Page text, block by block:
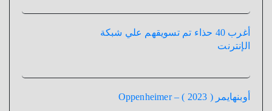
أغرب 40 حذاء تم تسويقهم علي شبكة
الإنترنت
أوبنهايمر ( 2023 ) – Oppenheimer